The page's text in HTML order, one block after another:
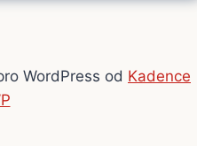
WordPress od Kadence